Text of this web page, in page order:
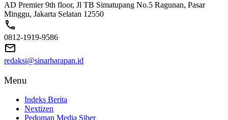
AD Premier 9th floor, Jl TB Simatupang No.5 Ragunan, Pasar
Minggu, Jakarta Selatan 12550
0812-1919-9586
redaksi@sinarharapan.id
Menu
Indeks Berita
Nextizen
Pedoman Media Siber